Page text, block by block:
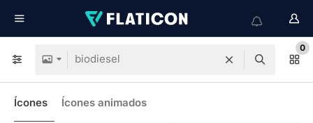
0
Ícones Ícones animados